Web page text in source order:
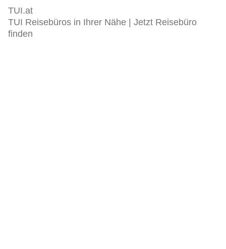
TUI.at
TUI Reisebüros in Ihrer Nähe | Jetzt Reisebüro
finden